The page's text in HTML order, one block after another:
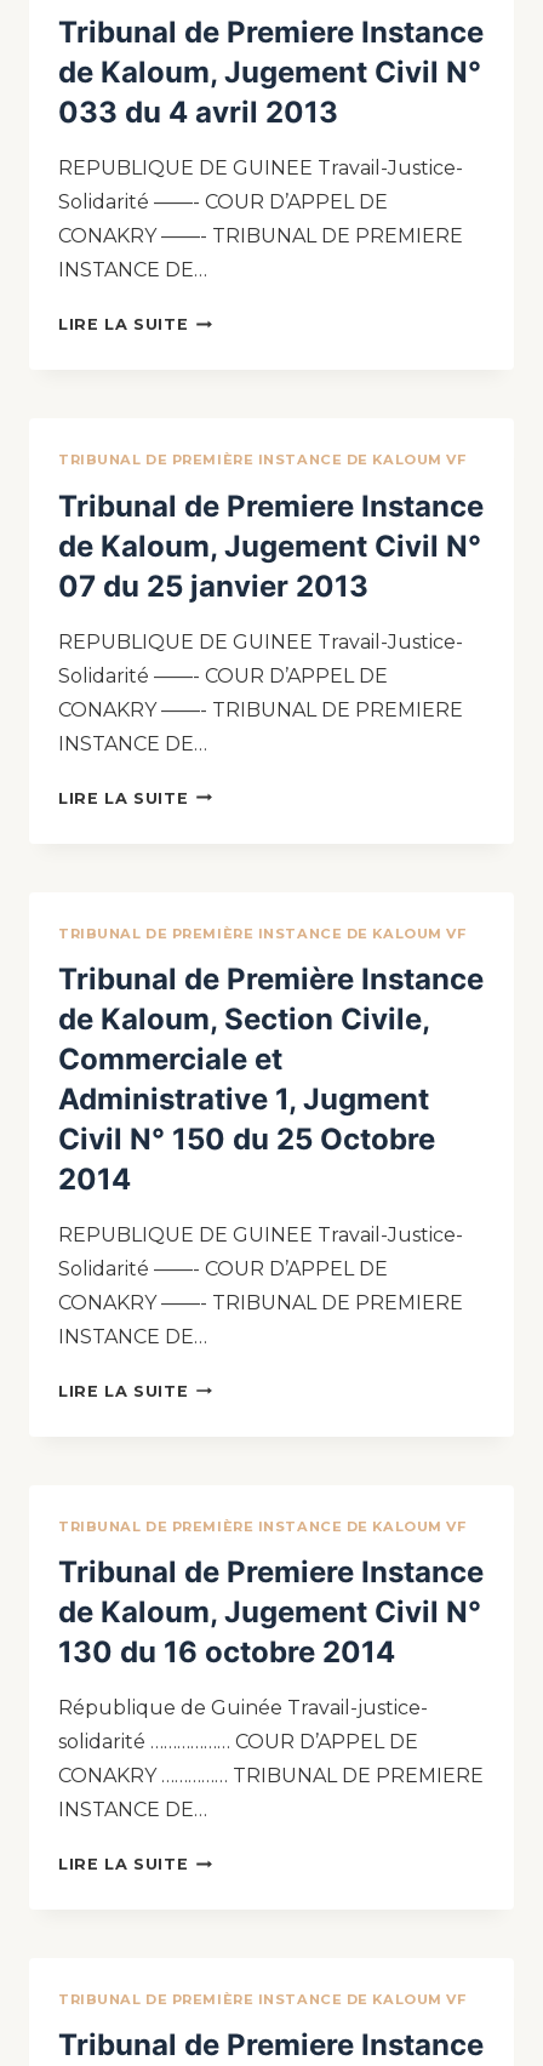
Tribunal de Premiere Instance
de Kaloum, Jugement Civil N°
033 du 4 avril 2013
REPUBLIQUE DE GUINEE Travail-Justice-
Solidarité ——- COUR D’APPEL DE
CONAKRY ——- TRIBUNAL DE PREMIERE
INSTANCE DE…
LIRE LA SUITE
TRIBUNAL DE PREMIÈRE INSTANCE DE KALOUM VF
Tribunal de Premiere Instance
de Kaloum, Jugement Civil N°
07 du 25 janvier 2013
REPUBLIQUE DE GUINEE Travail-Justice-
Solidarité ——- COUR D’APPEL DE
CONAKRY ——- TRIBUNAL DE PREMIERE
INSTANCE DE…
LIRE LA SUITE
TRIBUNAL DE PREMIÈRE INSTANCE DE KALOUM VF
Tribunal de Première Instance
de Kaloum, Section Civile,
Commerciale et
Administrative 1, Jugment
Civil N° 150 du 25 Octobre
2014
REPUBLIQUE DE GUINEE Travail-Justice-
Solidarité ——- COUR D’APPEL DE
CONAKRY ——- TRIBUNAL DE PREMIERE
INSTANCE DE…
LIRE LA SUITE
TRIBUNAL DE PREMIÈRE INSTANCE DE KALOUM VF
Tribunal de Premiere Instance
de Kaloum, Jugement Civil N°
130 du 16 octobre 2014
République de Guinée Travail-justice-
solidarité ……………… COUR D’APPEL DE
CONAKRY …………… TRIBUNAL DE PREMIERE
INSTANCE DE…
LIRE LA SUITE
TRIBUNAL DE PREMIÈRE INSTANCE DE KALOUM VF
Tribunal de Premiere Instance